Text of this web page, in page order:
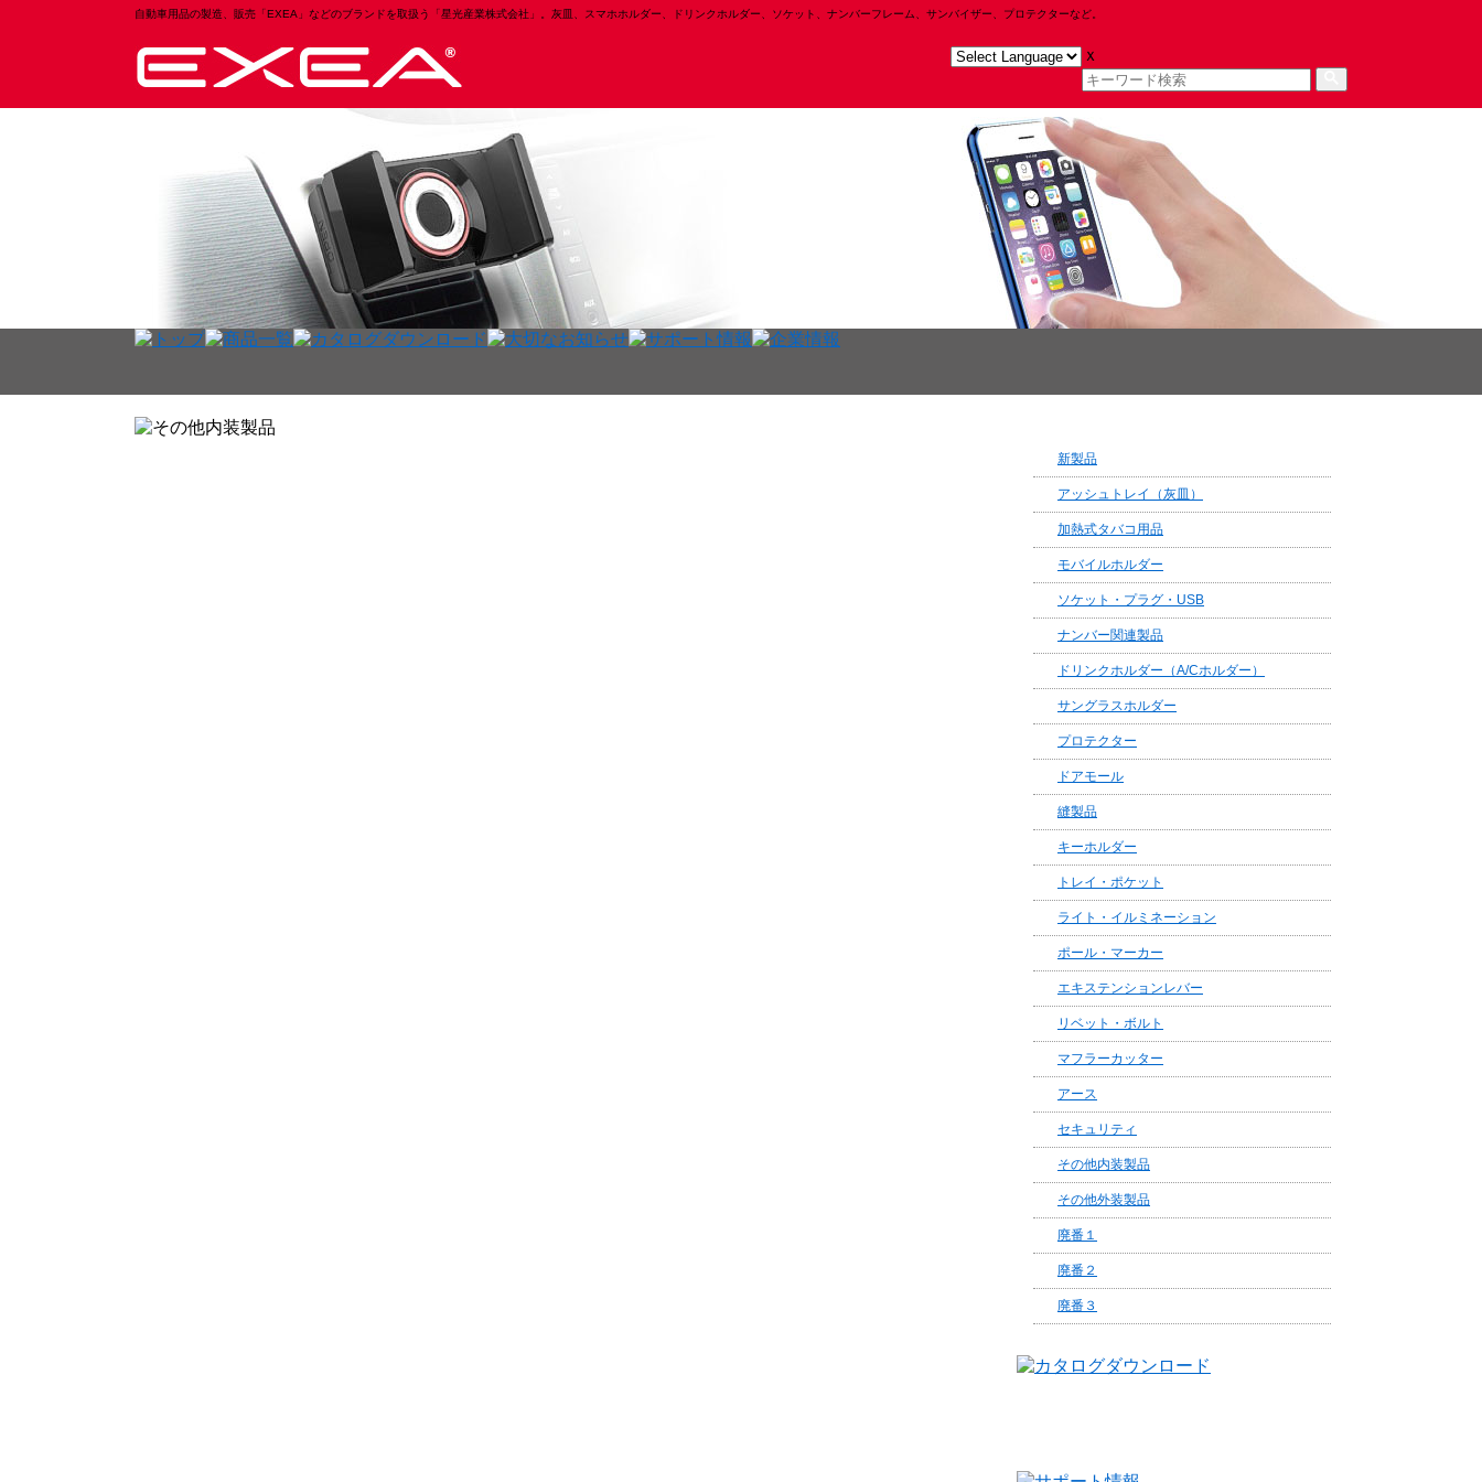
自動車用品の製造、販売「EXEA」などのブランドを取扱う「星光産業株式会社」。灰皿、スマホホルダー、ドリンクホルダー、ソケット、ナンバーフレーム、サンバイザー、プロテクターなど。
ｘ
新製品
アッシュトレイ（灰皿）
加熱式タバコ用品
モバイルホルダー
ソケット・プラグ・USB
ナンバー関連製品
ドリンクホルダー（A/Cホルダー）
サングラスホルダー
プロテクター
ドアモール
縫製品
キーホルダー
トレイ・ポケット
ライト・イルミネーション
ポール・マーカー
エキステンションレバー
リベット・ボルト
マフラーカッター
アース
セキュリティ
その他内装製品
その他外装製品
廃番１
廃番２
廃番３